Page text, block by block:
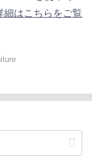
細はこちらをご覧